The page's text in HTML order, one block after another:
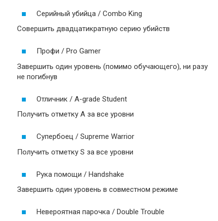
Серийный убийца / Combo King
Совершить двадцатикратную серию убийств
Профи / Pro Gamer
Завершить один уровень (помимо обучающего), ни разу
не погибнув
Отличник / A-grade Student
Получить отметку А за все уровни
Супербоец / Supreme Warrior
Получить отметку S за все уровни
Рука помощи / Handshake
Завершить один уровень в совместном режиме
Невероятная парочка / Double Trouble